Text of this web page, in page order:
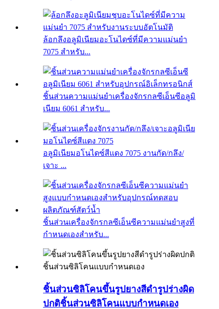
ล้อกลึงอลูมิเนียมอะโนไดซ์ที่มีความแม่นยำ
7075 สำหรับ...
ชิ้นส่วนความแม่นยำเครื่องจักรกลซีเอ็นซีอลูมิ
เนียม 6061 สำหรับ...
อลูมิเนียมอโนไดซ์สีแดง 7075 งานกัด/กลึง/
เจาะ ...
ชิ้นส่วนเครื่องจักรกลซีเอ็นซีความแม่นยำสูงที่
กำหนดเองสำหรับ...
ชิ้นส่วนซิลิโคนขึ้นรูปยางสีดำรูปร่างผิด
ปกติชิ้นส่วนซิลิโคนแบบกำหนดเอง